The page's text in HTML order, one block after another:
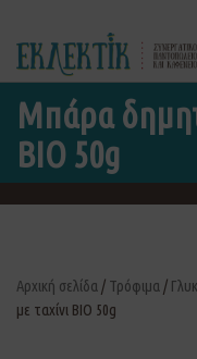
Μπάρα
ΒΙΟ 50g
Αρχική σελίδα / Τρόφιμα /
με ταχίνι ΒΙΟ 50g